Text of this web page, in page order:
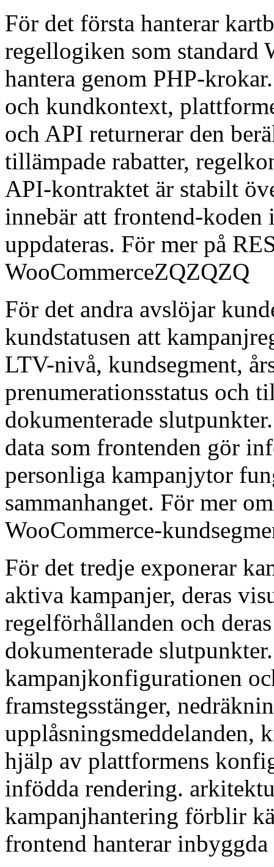
För det första hanterar
regellogiken som standard
hantera genom PHP-
och kundkontext,
och API returnerar den
tillämpade rabatter,
API-kontraktet är stabilt
innebär att frontend-
uppdateras. För mer på
WooCommerceZQZQZQ
För det andra avslöjar
kundstatusen att
LTV-nivå, kundsegment,
prenumerationsstatus och
dokumenterade
data som frontenden gör
personliga kampanjytor
sammanhanget. För mer
WooCommerce-
För det tredje exponerar
aktiva kampanjer, deras
regelförhållanden och
dokumenterade
kampanjkonfigurationen
framstegsstänger,
upplåsningsmeddelanden,
hjälp av plattformens
infödda rendering.
kampanjhantering förblir
frontend hanterar